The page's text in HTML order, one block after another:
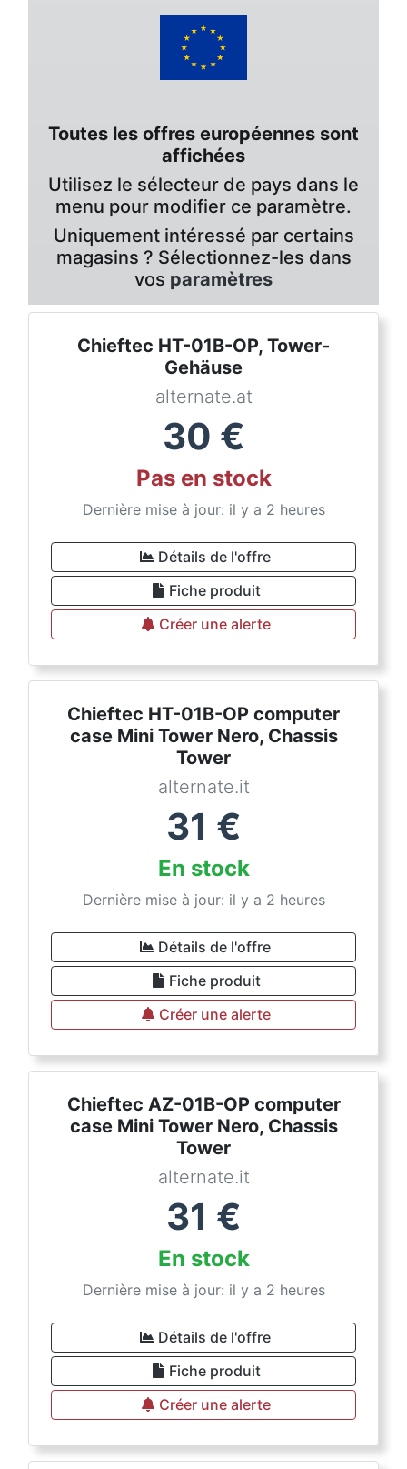
Toutes les offres européennes sont
affichées
Utilisez le sélecteur de pays dans le
menu pour modifier ce paramètre.
Uniquement intéressé par certains
magasins ? Sélectionnez-les dans
vos paramètres
Chieftec HT-01B-OP, Tower-
Gehäuse
alternate.at
30 €
Pas en stock
Dernière mise à jour: il y a 2 heures
Détails de l'offre
Fiche produit
Créer une alerte
Chieftec HT-01B-OP computer
case Mini Tower Nero, Chassis
Tower
alternate.it
31 €
En stock
Dernière mise à jour: il y a 2 heures
Détails de l'offre
Fiche produit
Créer une alerte
Chieftec AZ-01B-OP computer
case Mini Tower Nero, Chassis
Tower
alternate.it
31 €
En stock
Dernière mise à jour: il y a 2 heures
Détails de l'offre
Fiche produit
Créer une alerte